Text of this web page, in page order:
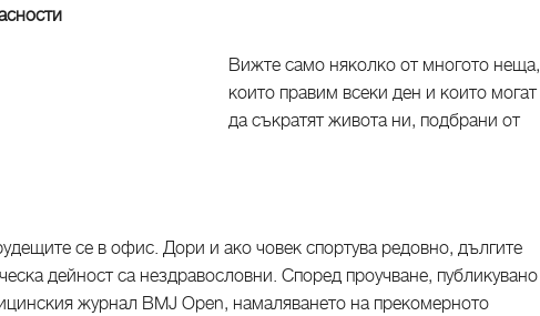
Вижте само няколко от многото неща,
които правим всеки ден и които могат
да съкратят живота ни, подбрани от
се в офис. Дори и ако човек спортува редовно, дългите
дейност са нездравословни. Според проучване, публикувано
журнал BMJ Open, намаляването на прекомерното